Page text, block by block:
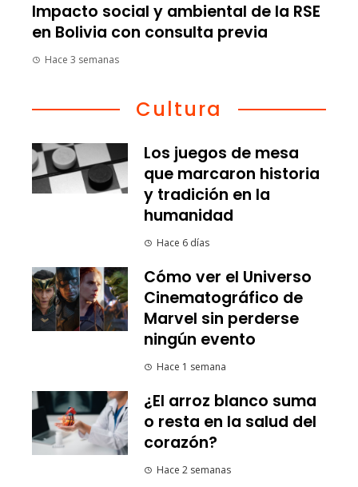
Impacto social y ambiental de la RSE
en Bolivia con consulta previa
Hace 3 semanas
Cultura
Los juegos de mesa
que marcaron historia
y tradición en la
humanidad
Hace 6 días
Cómo ver el Universo
Cinematográfico de
Marvel sin perderse
ningún evento
Hace 1 semana
¿El arroz blanco suma
o resta en la salud del
corazón?
Hace 2 semanas